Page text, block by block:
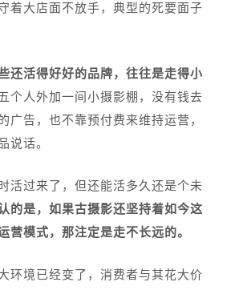
着大店面不放手，典型的死要面子
还活得好好的品牌，往往是走得小
个人外加一间小摄影棚，没有钱去
广告，也不靠预付费来维持运营，
说话。
活过来了，但还能活多久还是个未
的是，如果古摄影还坚持着如今这
营模式，那注定是走不长远的。
环境已经变了，消费者与其花大价